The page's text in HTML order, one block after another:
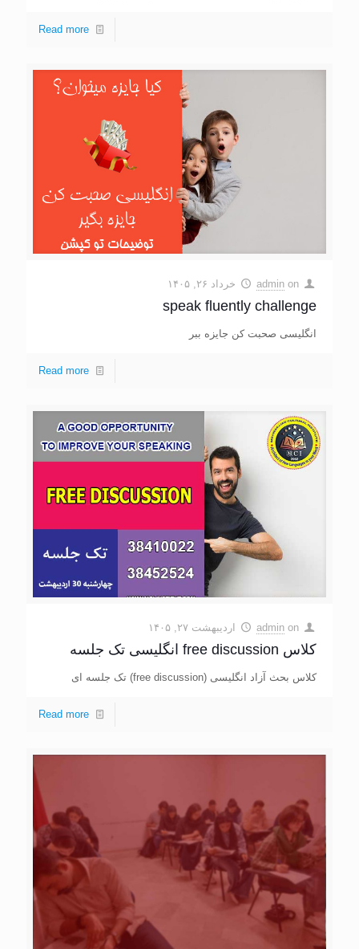
Read more
admin on خرداد ۲۶, ۱۴۰۵
speak fluently challenge
انگلیسی صحبت کن جایزه ببر
Read more
admin on اردیبهشت ۲۷, ۱۴۰۵
کلاس free discussion انگلیسی تک جلسه
کلاس بحث آزاد انگلیسی (free discussion) تک جلسه ای
Read more